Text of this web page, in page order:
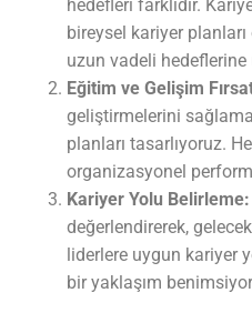
hedefleri farklıdır.
bireysel kariyer
uzun vadeli
Eğitim ve Gelişim
geliştirmelerini
planları tasarlıyoruz.
organizasyonel
Kariyer Yolu Belirleme:
değerlendirerek,
liderlere uygun kariyer
bir yaklaşım